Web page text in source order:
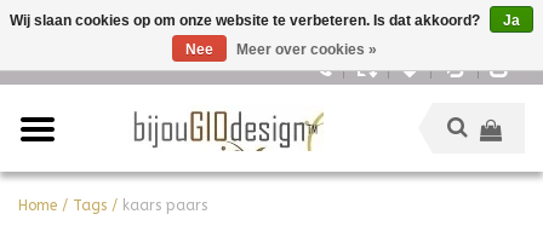
Home / Tags / kaars paars
Wij slaan cookies op om onze website te verbeteren. Is dat akkoord?
Ja
Nee
Meer over cookies »